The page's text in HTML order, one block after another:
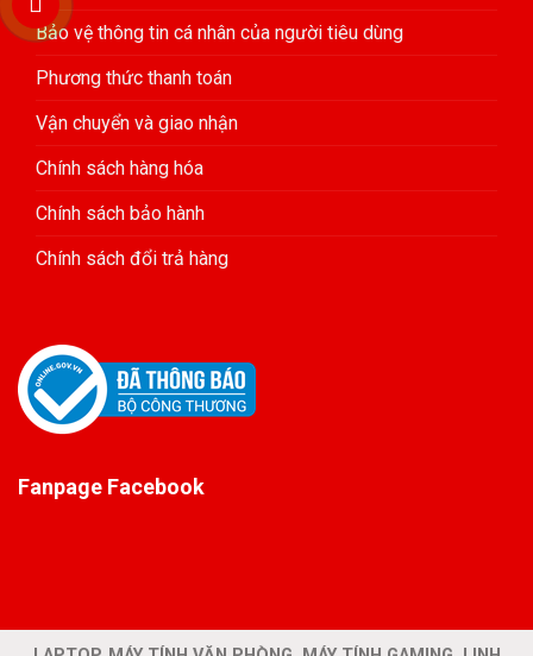
Bảo vệ thông tin cá nhân của người tiêu dùng
Phương thức thanh toán
Vận chuyển và giao nhận
Chính sách hàng hóa
Chính sách bảo hành
Chính sách đổi trả hàng
Fanpage Facebook